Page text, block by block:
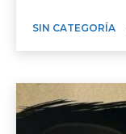
SIN CATEGORÍA